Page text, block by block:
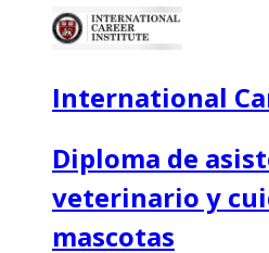
International
Diploma de
veterinario y
mascotas